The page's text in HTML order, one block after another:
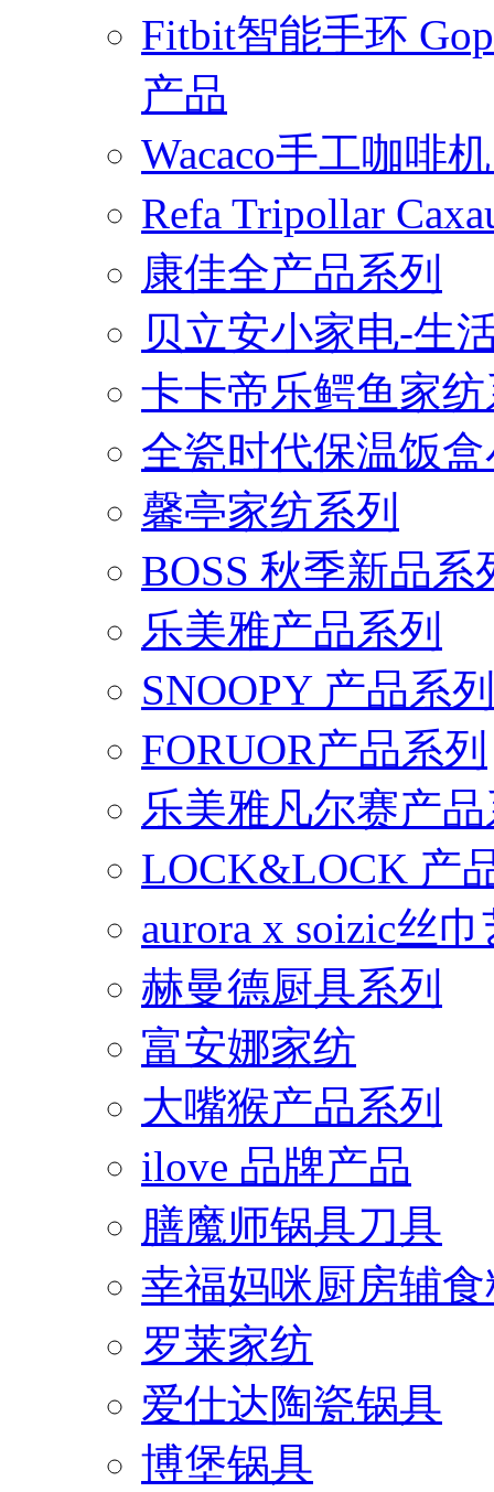
Fitbit智能手环
产品
Wacaco手工咖啡
Refa Tripollar
康佳全产品系列
贝立安小家电-生
卡卡帝乐鳄鱼家
全瓷时代保温饭
馨亭家纺系列
BOSS 秋季新品系
乐美雅产品系列
SNOOPY 产品系列
FORUOR产品系列
乐美雅凡尔赛产
LOCK&LOCK 产
aurora x soizic丝
赫曼德厨具系列
富安娜家纺
大嘴猴产品系列
ilove 品牌产品
膳魔师锅具刀具
幸福妈咪厨房辅
罗莱家纺
爱仕达陶瓷锅具
博堡锅具